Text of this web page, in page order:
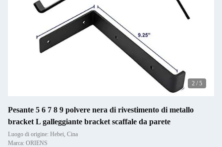
2 / 5
Pesante 5 6 7 8 9 polvere nera di rivestimento di metallo
bracket L galleggiante bracket scaffale da parete
Luogo di origine: Hebei, Cina
Marca: ORIENS